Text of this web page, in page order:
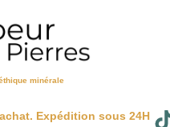
minérale
Expédition sous 24H